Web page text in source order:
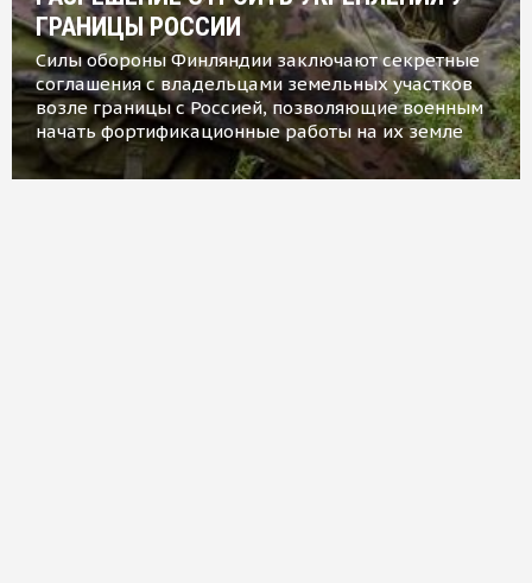
ГРАНИЦЫ РОССИИ
Силы обороны Финляндии заключают секретные
соглашения с владельцами земельных участков
возле границы с Россией, позволяющие военным
начать фортификационные работы на их земле